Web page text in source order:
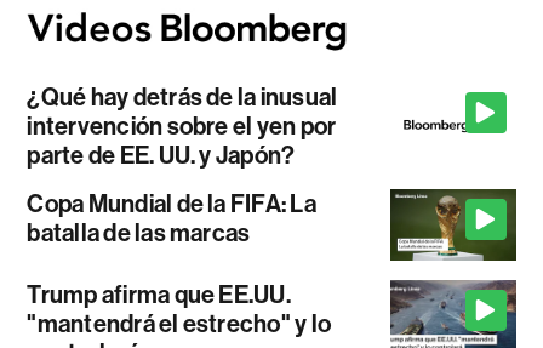
¿Qué hay detrás de la inusual
intervención sobre el yen por
parte de EE. UU. y Japón?
Copa Mundial de la FIFA: La
batalla de las marcas
Trump afirma que EE.UU.
"mantendrá el estrecho" y lo